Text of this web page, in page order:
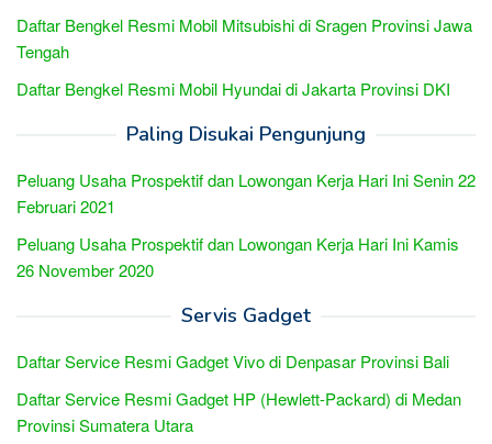
Daftar Bengkel Resmi Mobil Mitsubishi di Sragen Provinsi Jawa
Tengah
Daftar Bengkel Resmi Mobil Hyundai di Jakarta Provinsi DKI
Paling Disukai Pengunjung
Peluang Usaha Prospektif dan Lowongan Kerja Hari Ini Senin 22
Februari 2021
Peluang Usaha Prospektif dan Lowongan Kerja Hari Ini Kamis
26 November 2020
Servis Gadget
Daftar Service Resmi Gadget Vivo di Denpasar Provinsi Bali
Daftar Service Resmi Gadget HP (Hewlett-Packard) di Medan
Provinsi Sumatera Utara